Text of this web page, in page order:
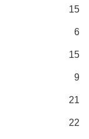
15
6
15
9
21
22